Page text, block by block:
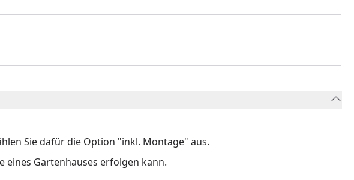
Sie dafür die Option "inkl. Montage" aus.
eines Gartenhauses erfolgen kann.